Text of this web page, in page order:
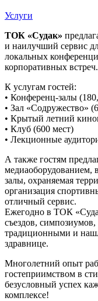
Услуги
ТОК «Судак»
и наилучший сервис
локальных
корпоративных встреч.
К услугам гостей:
• Конференц-залы
• Зал «Содружество»
• Крытый летний
• Клуб (600 мест)
• Лекционные
А также гостям
медиаоборудованием,
залы, охраняемая
организация
отличный сервис.
Ежегодно в ТОК
съездов,
традиционными и
здравнице.
Многолетний опыт
гостеприимством в
безусловный успех
комплексе!